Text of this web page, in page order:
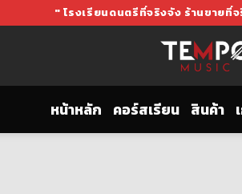
" โรงเรียนดนตรีที่จริงจัง ร้านขายที่จ
หน้าหลัก คอร์สเรียน สินค้า